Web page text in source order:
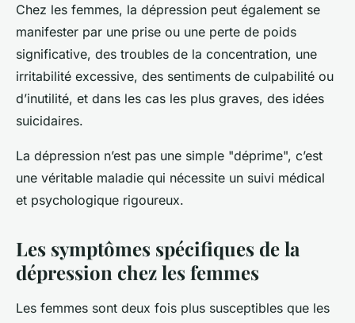
Chez les femmes, la dépression peut également se
manifester par une prise ou une perte de poids
significative, des troubles de la concentration, une
irritabilité excessive, des sentiments de culpabilité ou
d’inutilité, et dans les cas les plus graves, des idées
suicidaires.
La dépression n’est pas une simple "déprime", c’est
une véritable maladie qui nécessite un suivi médical
et psychologique rigoureux.
Les symptômes spécifiques de la
dépression chez les femmes
Les femmes sont deux fois plus susceptibles que les